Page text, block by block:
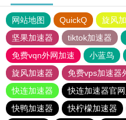
网站地图 QuickQ 旋风
坚果加速器
tiktok加速器
免费vqn外网加速
小蓝鸟
旋风加速器
免费vps加速器
快连加速器
快连加速器官
快鸭加速器
快柠檬加速器